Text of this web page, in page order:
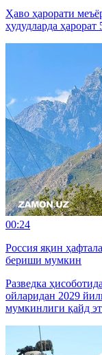
Ҳаво ҳарорати
ҳудудларда ҳарорат
00:24
Россия яқин
бериши мумкин
Разведка
ойларидан 2029
мумкинлиги қайд